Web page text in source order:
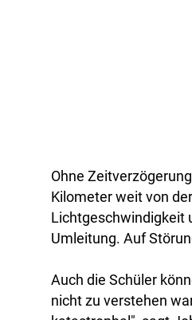
Ohne
Kilometer weit von
Lichtgeschwindigkeit
Umleitung. Auf
Auch die Schüler
nicht zu verstehen